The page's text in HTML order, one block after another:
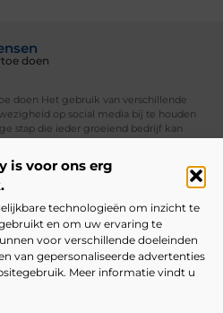
is voor ons erg
technologieën om inzicht te
en om uw ervaring te
voor verschillende doeleinden
van gepersonaliseerde advertenties
Meer informatie vindt u
doen
doen Het gebruik van verschillende
op social media bij te houden
stap die ieder groeiend bedrijf kan
Partners Over ons Ons team